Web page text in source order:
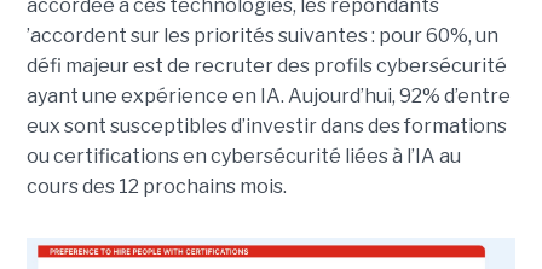
accordée à ces technologies, les répondants
’accordent sur les priorités suivantes : pour 60%, un
défi majeur est de recruter des profils cybersécurité
ayant une expérience en IA. Aujourd’hui, 92% d’entre
eux sont susceptibles d’investir dans des formations
ou certifications en cybersécurité liées à l’IA au
cours des 12 prochains mois.